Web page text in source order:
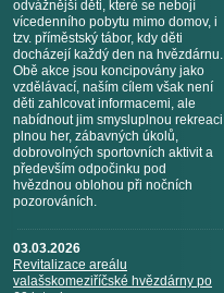
odvážnější děti, které se nebojí
vícedenního pobytu mimo domov, i
tzv. příměstský tábor, kdy děti
docházejí každý den na hvězdárnu.
Obě akce jsou koncipovány jako
vzdělávací, naším cílem však není
děti zahlcovat informacemi, ale
nabídnout jim smysluplnou rekreaci
plnou her, zábavných úkolů,
dobrovolných sportovních aktivit a
především odpočinku pod
hvězdnou oblohou při nočních
pozorováních.
03.03.2026
Revitalizace areálu
valašskomeziříčské hvězdárny po